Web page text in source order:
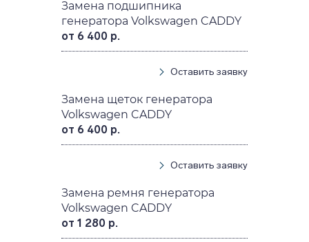
Замена подшипника
генератора Volkswagen CADDY
от 6 400 р.
Оставить заявку
Замена щеток генератора
Volkswagen CADDY
от 6 400 р.
Оставить заявку
Замена ремня генератора
Volkswagen CADDY
от 1 280 р.